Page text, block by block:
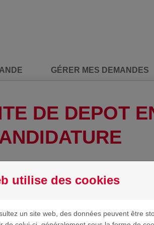
GÉRER MES DEMANDES
DE DEPOT
utilise des cookies
un site web, des données peuvent être